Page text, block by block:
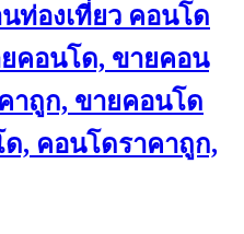
ท่องเที่ยว คอนโด
คอนโด, ขายคอน
าถูก, ขายคอนโด
ด, คอนโดราคาถูก,